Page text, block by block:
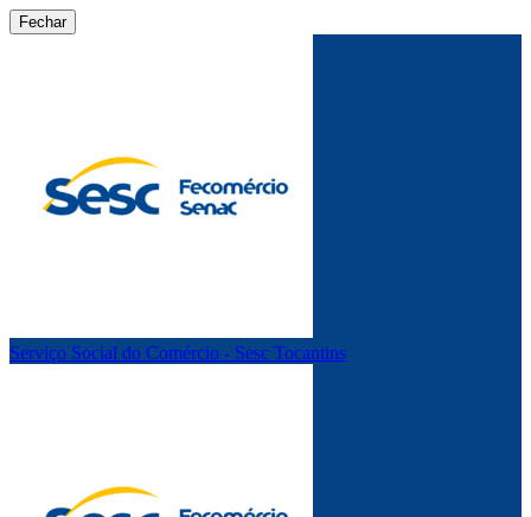
Fechar
Serviço Social do Comércio - Sesc Tocantins